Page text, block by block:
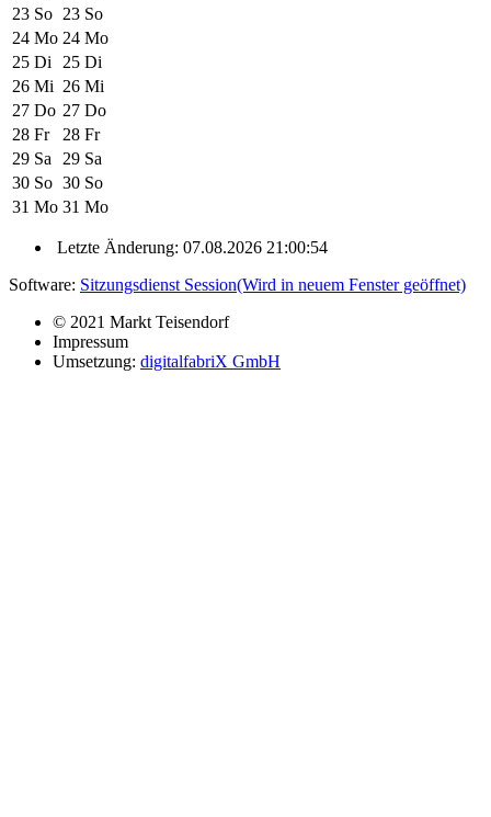
23 So 23 So
24 Mo 24 Mo
25 Di 25 Di
26 Mi 26 Mi
27 Do 27 Do
28 Fr 28 Fr
29 Sa 29 Sa
30 So 30 So
31 Mo 31 Mo
Letzte Änderung: 07.08.2026 21:00:54
Software: Sitzungsdienst Session(Wird in neuem Fenster geöffnet)
© 2021 Markt Teisendorf
Impressum
Umsetzung: digitalfabriX GmbH